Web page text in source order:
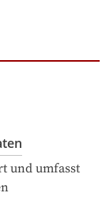
und umfasst